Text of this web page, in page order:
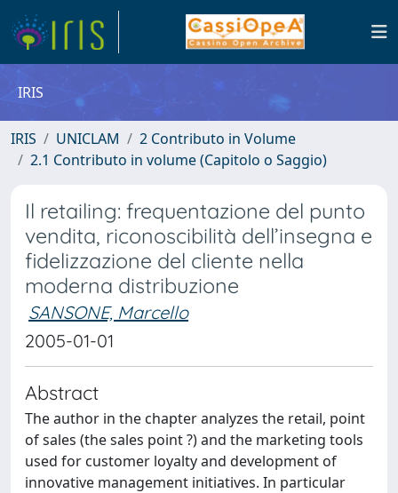
IRIS
IRIS UNICLAM
2 Contributo in Volume
2.1 Contributo in volume (Capitolo o Saggio)
Il retailing: frequentazione del punto
vendita, riconoscibilità dell’insegna e
fidelizzazione del cliente nella
moderna distribuzione
SANSONE, Marcello
2005-01-01
Abstract
The author in the chapter analyzes the retail, point
of sales (the sales point ?) and the marketing tools
used for customer loyalty and development of
innovative management initiatives. In particular